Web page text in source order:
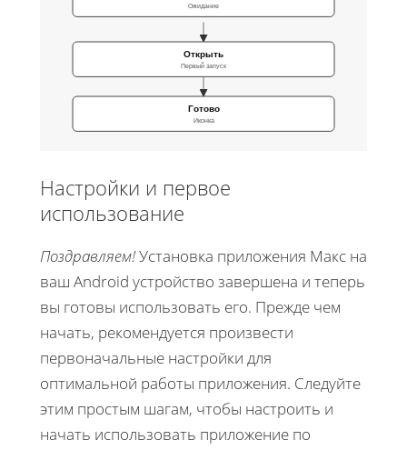
Ожидание
Открыть
Первый запуск
Готово
Иконка
Настройки и первое
использование
Поздравляем!Установка приложения Макс на
ваш Android устройство завершена и теперь
вы готовы использовать его. Прежде чем
начать, рекомендуется произвести
первоначальные настройки для
оптимальной работы приложения. Следуйте
этим простым шагам, чтобы настроить и
начать использовать приложение по